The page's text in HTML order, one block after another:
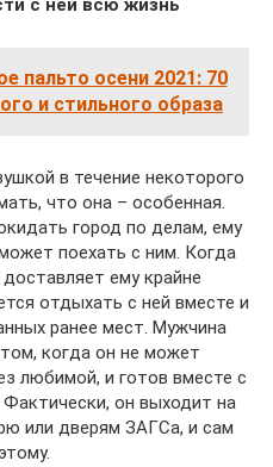
с ней всю жизнь
пальто осени 2021: 70
и стильного образа
в течение некоторого
что она – особенная.
город по делам, ему
поехать с ним. Когда
ему крайне
отдыхать с ней вместе и
ранее мест. Мужчина
когда он не может
любимой, и готов вместе с
он выходит на
или дверям ЗАГСа, и сам